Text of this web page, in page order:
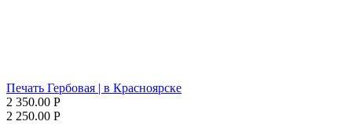
Печать Гербовая | в Красноярске
2 350.00 Р
2 250.00 Р